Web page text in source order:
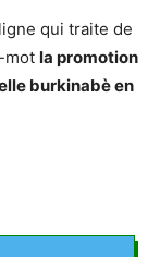
qui traite de
mot la promotion
burkinabè en